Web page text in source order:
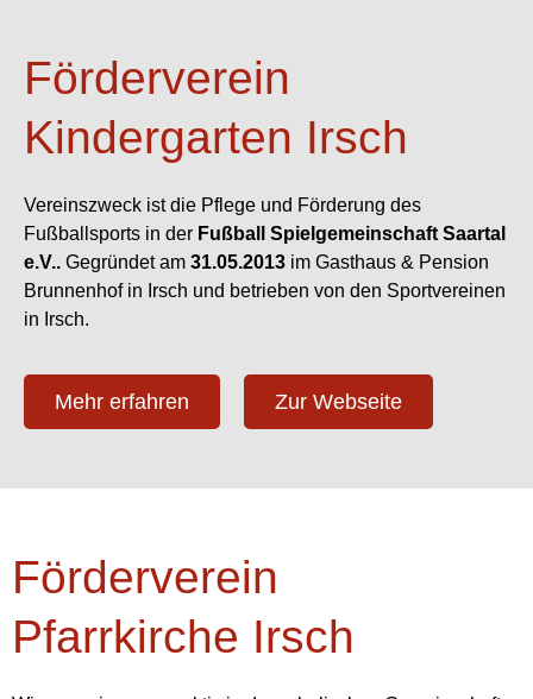
Förderverein
Kindergarten Irsch
Vereinszweck ist die Pflege und Förderung des
Fußballsports in der Fußball Spielgemeinschaft Saartal
e.V.. Gegründet am 31.05.2013 im Gasthaus & Pension
Brunnenhof in Irsch und betrieben von den Sportvereinen
in Irsch.
Mehr erfahren Zur Webseite
Förderverein
Pfarrkirche Irsch